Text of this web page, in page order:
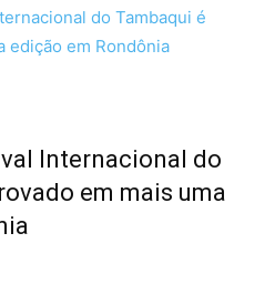
Internacional do
em mais uma